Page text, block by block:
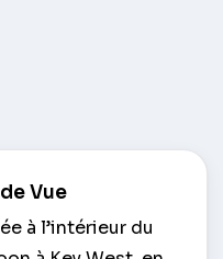
Vue
à l’intérieur du